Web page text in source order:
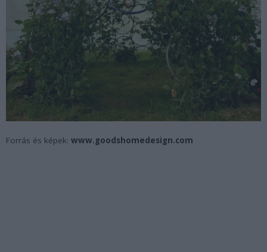
Forrás és képek: www.goodshomedesign.com